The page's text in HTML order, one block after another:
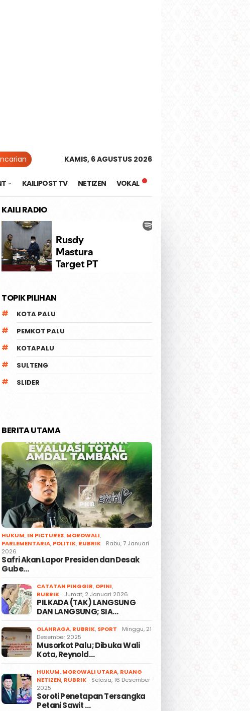
KAMIS, 6 AGUSTUS 2026
KAILIPOST TV NETIZEN VOKAL
Kesiapan Penerbangan
Internasional Perdana
Palu-Guangzhou
Bahlil Soal PHK 1.900 Buru
Tangan dan Lempar
KAILI RADIO
TOPIK PILIHAN
KOTA PALU
PEMKOT PALU
KOTAPALU
SULTENG
SLIDER
BERITA UTAMA
HUKUM, IN PICTURES, MOROWALI,
PARLEMENTARIA, POLITIK, RUBRIK
Rabu, 7 Januari
2026
Safri Akan Lapor Presiden dan Desak
Gube…
CATATAN PINGGIR, OPINI,
RUBRIK
Jumat, 2 Januari 2026
PILKADA (TAK) LANGSUNG
DAN LANGSUNG; SIA…
OLAHRAGA, RUBRIK, SPORT
Minggu, 21
Desember 2025
Musorkot Palu; Dibuka Wali
Kota, Reynold…
HUKUM, MOROWALI UTARA, RUANG
NETIZEN, RUBRIK
Selasa, 16 Desember
2025
Soroti Penetapan Tersangka
Petani Sawit …